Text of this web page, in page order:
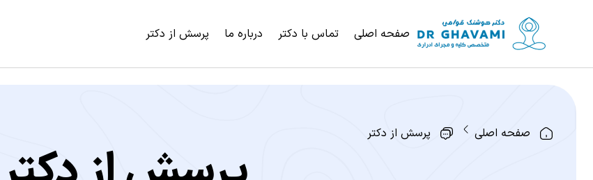
صفحه اصلی تماس با دکتر درباره ما پرسش از دکتر
صفحه اصلی پرسش از دکتر